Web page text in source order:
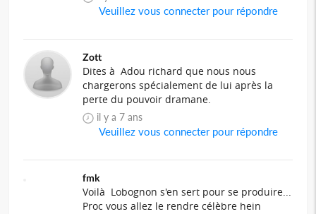
Veuillez vous connecter pour répondre
Zott
Dites à Adou richard que nous nous
chargerons spécialement de lui après la
perte du pouvoir dramane.
il y a 7 ans
Veuillez vous connecter pour répondre
fmk
Voilà Lobognon s'en sert pour se produire...
Proc vous allez le rendre célèbre hein